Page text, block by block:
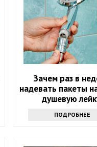
Зачем раз в
надевать пакеты
душевую
интересный
ПОДРОБНЕЕ